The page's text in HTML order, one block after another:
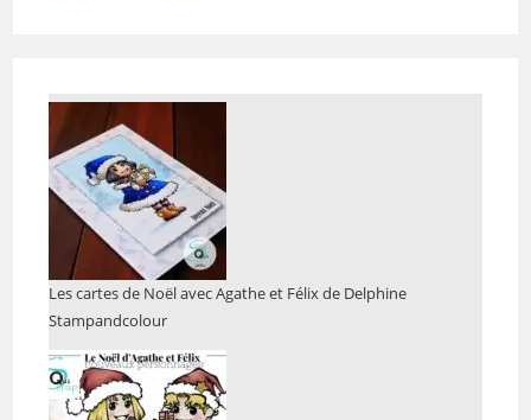
Les cartes de Noël avec Agathe et Félix de Delphine
Stampandcolour